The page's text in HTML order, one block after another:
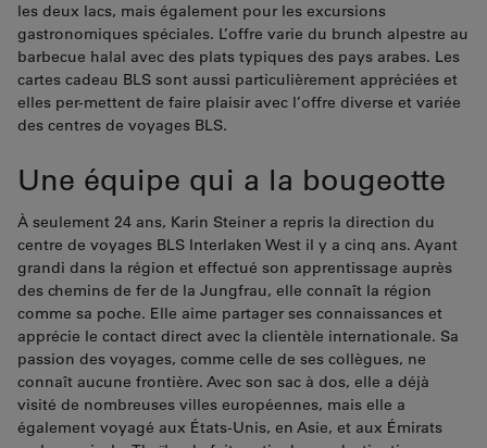
les deux lacs, mais également pour les excursions
gastronomiques spéciales. L’offre varie du brunch alpestre au
barbecue halal avec des plats typiques des pays arabes. Les
cartes cadeau BLS sont aussi particulièrement appréciées et
elles per-mettent de faire plaisir avec l’offre diverse et variée
des centres de voyages BLS.
Une équipe qui a la bougeotte
À seulement 24 ans, Karin Steiner a repris la direction du
centre de voyages BLS Interlaken West il y a cinq ans. Ayant
grandi dans la région et effectué son apprentissage auprès
des chemins de fer de la Jungfrau, elle connaît la région
comme sa poche. Elle aime partager ses connaissances et
apprécie le contact direct avec la clientèle internationale. Sa
passion des voyages, comme celle de ses collègues, ne
connaît aucune frontière. Avec son sac à dos, elle a déjà
visité de nombreuses villes européennes, mais elle a
également voyagé aux États-Unis, en Asie, et aux Émirats